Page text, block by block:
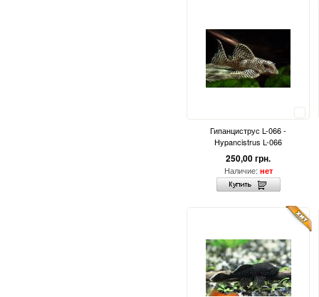
Гипанциструс L-066 -
Hypancistrus L-066
250,00 грн.
Наличие: нет